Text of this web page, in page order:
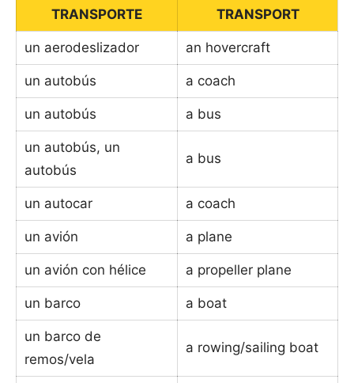
TRANSPORTE
TRANSPORT
un aerodeslizador an hovercraft
un autobús a coach
un autobús a bus
un autobús, un
autobús
a bus
un autocar a coach
un avión a plane
un avión con hélice a propeller plane
un barco a boat
un barco de
remos/vela
a rowing/sailing boat